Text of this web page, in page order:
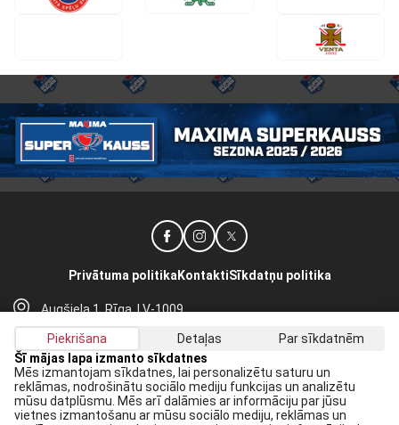
Augšiela 1, Rīga, LV-1009
lhf@lhf.lv
+371 67565614
Privātuma politika KontaktiSīkdatņu politika
Saņem jaunākās ziņas savā E-pastā:
Pieteikties
Piekrišana Detaļas
Par sīkdatnēm
Šī mājas lapa izmanto sīkdatnes
Mēs izmantojam sīkdatnes, lai personalizētu saturu un
reklāmas, nodrošinātu sociālo mediju funkcijas un analizētu
mūsu datplūsmu. Mēs arī dalāmies ar informāciju par jūsu
vietnes izmantošanu ar mūsu sociālo mediju, reklāmas un